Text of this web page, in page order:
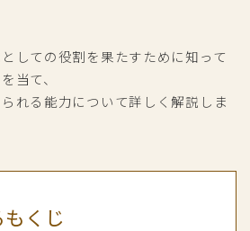
しての役割を果たすために知って
当て、
れる能力について詳しく解説しま
くじ